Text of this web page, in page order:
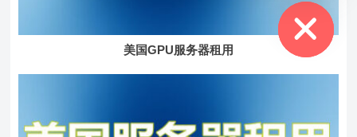
美国GPU服务器租用